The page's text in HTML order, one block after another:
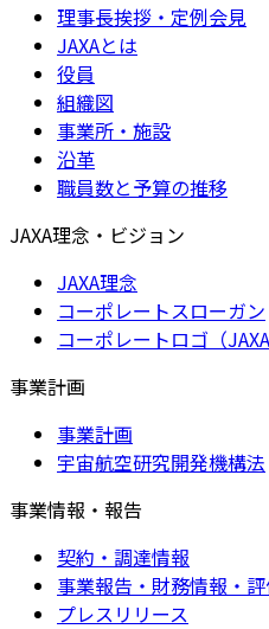
理事長挨拶・定例会見
JAXAとは
役員
組織図
事業所・施設
沿革
職員数と予算の推移
JAXA理念・ビジョン
JAXA理念
コーポレートスローガン
コーポレートロゴ（JAXA
事業計画
事業計画
宇宙航空研究開発機構法
事業情報・報告
契約・調達情報
事業報告・財務情報・
プレスリリース